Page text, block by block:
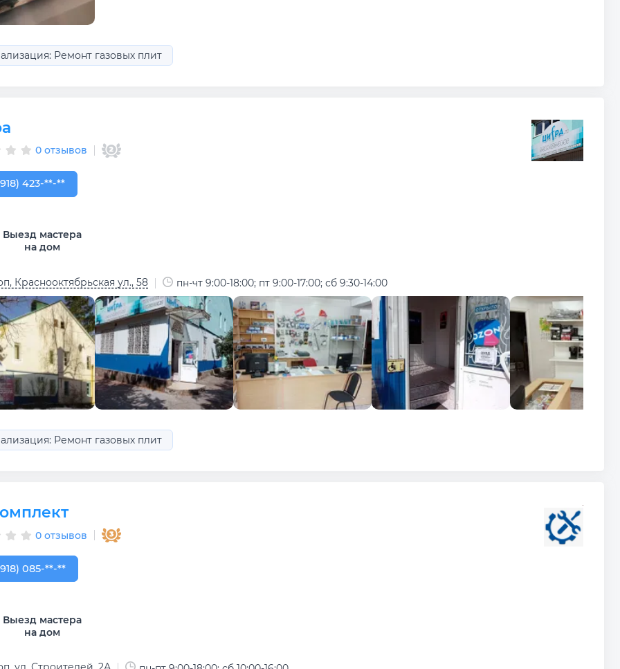
Ремонт газовых плит
0 отзывов
423-34-86
423-**-**
Выезд мастера
на дом
Краснооктябрьская ул., 58 пн-чт 9:00-18:00; пт 9:00-17:00; сб 9:30-14:00
Ремонт газовых плит
0 отзывов
085-42-50
085-**-**
Выезд мастера
на дом